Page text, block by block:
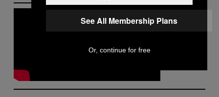
See All Membership Plans
Or, continue for free